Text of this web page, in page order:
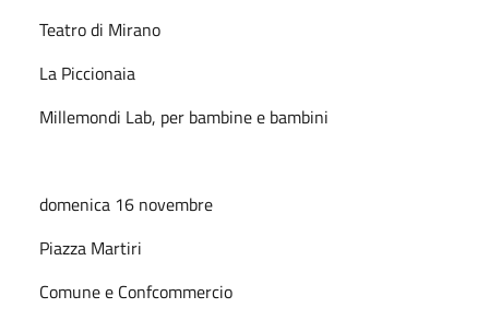
Teatro di Mirano
La Piccionaia
Millemondi Lab, per bambine e bambini
domenica 16 novembre
Piazza Martiri
Comune e Confcommercio